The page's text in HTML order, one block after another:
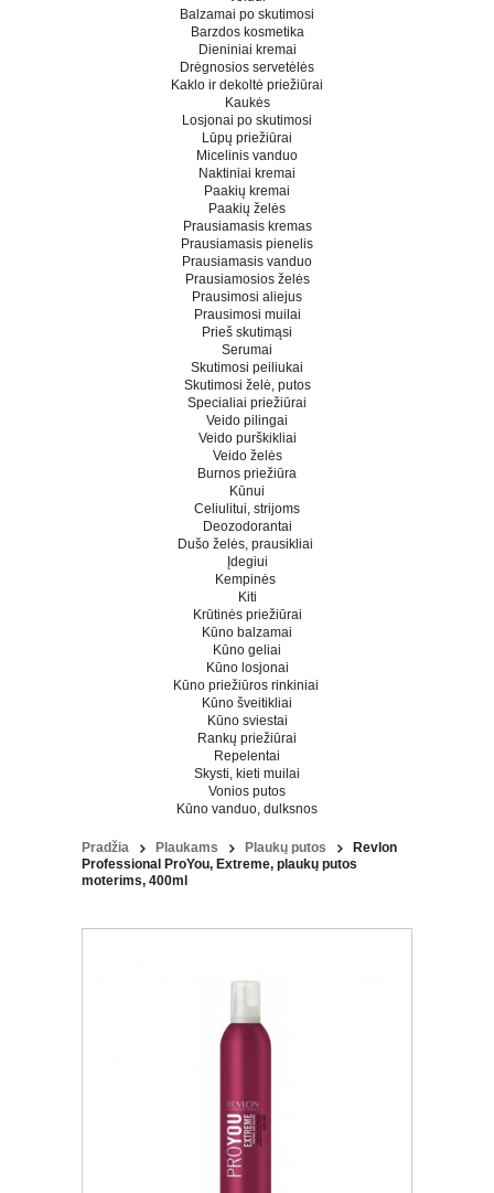
Balzamai po skutimosi
Barzdos kosmetika
Dieniniai kremai
Drėgnosios servetėlės
Kaklo ir dekoltė priežiūrai
Kaukės
Losjonai po skutimosi
Lūpų priežiūrai
Micelinis vanduo
Naktiniai kremai
Paakių kremai
Paakių želės
Prausiamasis kremas
Prausiamasis pienelis
Prausiamasis vanduo
Prausiamosios želės
Prausimosi aliejus
Prausimosi muilai
Prieš skutimąsi
Serumai
Skutimosi peiliukai
Skutimosi želė, putos
Specialiai priežiūrai
Veido pilingai
Veido purškikliai
Veido želės
Burnos priežiūra
Kūnui
Celiulitui, strijoms
Deozodorantai
Dušo želės, prausikliai
Įdegiui
Kempinės
Kiti
Krūtinės priežiūrai
Kūno balzamai
Kūno geliai
Kūno losjonai
Kūno priežiūros rinkiniai
Kūno šveitikliai
Kūno sviestai
Rankų priežiūrai
Repelentai
Skysti, kieti muilai
Vonios putos
Kūno vanduo, dulksnos
Pradžia Plaukams Plaukų putos
Revlon
Professional ProYou, Extreme, plaukų putos
moterims, 400ml